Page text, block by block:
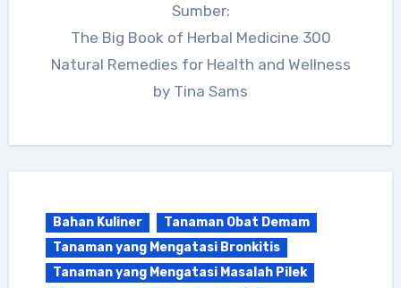
Sumber:
The Big Book of Herbal Medicine 300
Natural Remedies for Health and Wellness
by Tina Sams
Bahan Kuliner
Tanaman Obat Demam
Tanaman yang Mengatasi Bronkitis
Tanaman yang Mengatasi Masalah Pilek